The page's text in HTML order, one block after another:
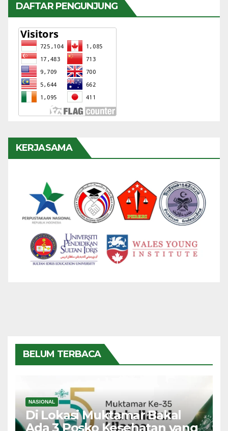
DAFTAR PENGUNJUNG
KERJASAMA
BELUM TERBACA
NASIONAL
Di Lokasi Muktamar Bakal
Ada 3 Posko Kesehatan yang